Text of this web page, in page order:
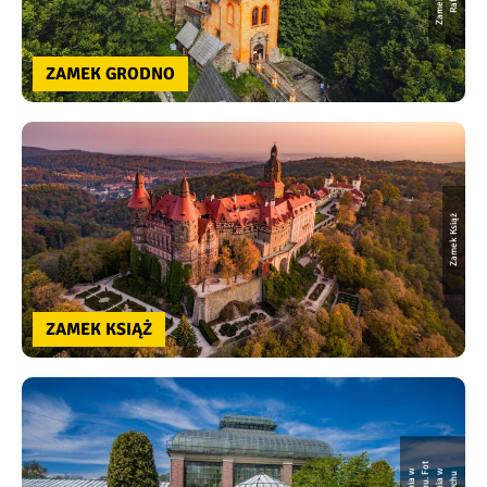
ZAMEK GRODNO
Zamek Książ
ZAMEK KSIĄŻ